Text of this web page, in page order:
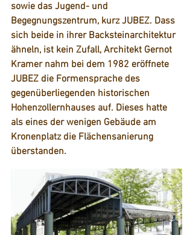
sowie das Jugend- und
Begegnungszentrum, kurz JUBEZ. Dass
sich beide in ihrer Backsteinarchitektur
ähneln, ist kein Zufall, Architekt Gernot
Kramer nahm bei dem 1982 eröffnete
JUBEZ die Formensprache des
gegenüberliegenden historischen
Hohenzollernhauses auf. Dieses hatte
als eines der wenigen Gebäude am
Kronenplatz die Flächensanierung
überstanden.